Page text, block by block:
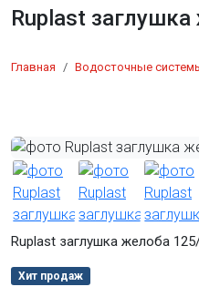
Ruplast
Главная Водосточные
Ruplast заглушка желоба
Хит продаж